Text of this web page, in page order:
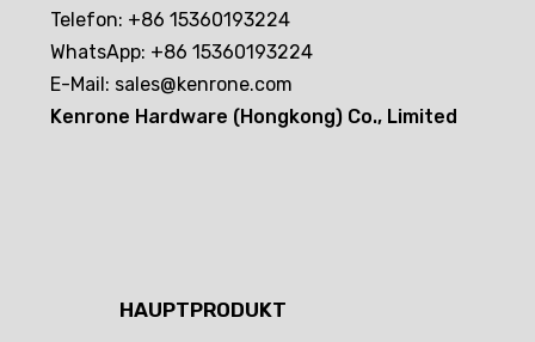
Telefon: +86 15360193224
WhatsApp: +86 15360193224
E-Mail: sales@kenrone.com
Kenrone Hardware (Hongkong) Co., Limited
HAUPTPRODUKT